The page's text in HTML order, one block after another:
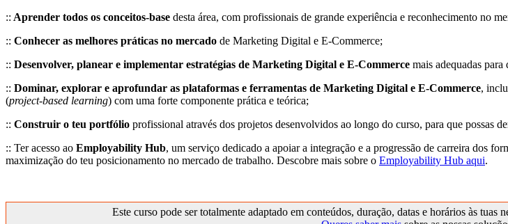
:: Aprender todos os conceitos-base desta área, com profissionais de grande experiência e reconhecimento no
:: Conhecer as melhores práticas no mercado de Marketing Digital e E-Commerce;
:: Desenvolver, planear e implementar estratégias de Marketing Digital e E-Commerce mais adequadas
:: Dominar, explorar e aprofundar as plataformas e ferramentas de Marketing Digital e E-Commerce,
(project-based learning) com uma forte componente prática e teórica;
:: Construir o teu portfólio profissional através dos projetos desenvolvidos ao longo do curso, para que possas
:: Ter acesso ao Employability Hub, um serviço dedicado a apoiar a integração e a progressão de carreira dos
maximização do teu posicionamento no mercado de trabalho. Descobre mais sobre o Employability Hub aqui.
Este curso pode ser totalmente adaptado em conteúdos, duração, datas e horários às tuas